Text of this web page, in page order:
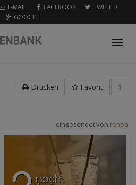
E-MAIL FACEBOOK
TWITTER
GOOGLE
Drucken Favorit 1
eingesendet von renba